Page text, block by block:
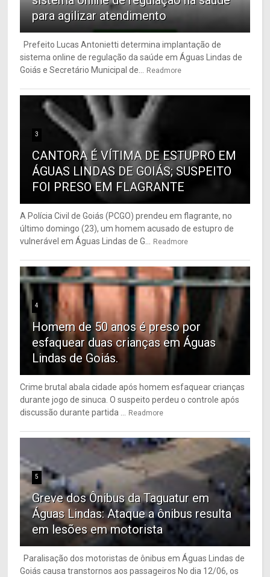
para agilizar atendimento
Prefeito Lucas Antonietti determina implantação de
sistema online de regulação da saúde em Águas Lindas de
Goiás e Secretário Municipal de... Readmore
3
CANTORA É VÍTIMA DE ESTUPRO EM
ÁGUAS LINDAS DE GOIÁS; SUSPEITO
FOI PRESO EM FLAGRANTE
A Polícia Civil de Goiás (PCGO) prendeu em flagrante, no
último domingo (23), um homem acusado de estupro de
vulnerável em Águas Lindas de G... Readmore
4
Homem de 50 anos é preso por
esfaquear duas crianças em Águas
Lindas de Goiás.
Crime brutal abala cidade após homem esfaquear crianças
durante jogo de sinuca. O suspeito perdeu o controle após
discussão durante partida ... Readmore
5
Greve dos Ônibus da Taguatur em
Águas Lindas: Ataque a ônibus resulta
em lesões em motorista
Paralisação dos motoristas de ônibus em Águas Lindas de
Goiás causa transtornos aos passageiros No dia 12/06, os